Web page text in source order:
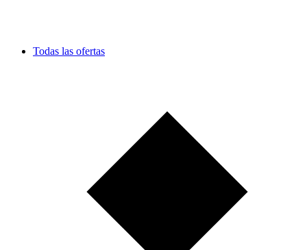
Todas las ofertas